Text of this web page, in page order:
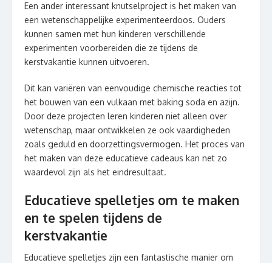
Een ander interessant knutselproject is het maken van
een wetenschappelijke experimenteerdoos. Ouders
kunnen samen met hun kinderen verschillende
experimenten voorbereiden die ze tijdens de
kerstvakantie kunnen uitvoeren.
Dit kan variëren van eenvoudige chemische reacties tot
het bouwen van een vulkaan met baking soda en azijn.
Door deze projecten leren kinderen niet alleen over
wetenschap, maar ontwikkelen ze ook vaardigheden
zoals geduld en doorzettingsvermogen. Het proces van
het maken van deze educatieve cadeaus kan net zo
waardevol zijn als het eindresultaat.
Educatieve spelletjes om te maken
en te spelen tijdens de
kerstvakantie
Educatieve spelletjes zijn een fantastische manier om